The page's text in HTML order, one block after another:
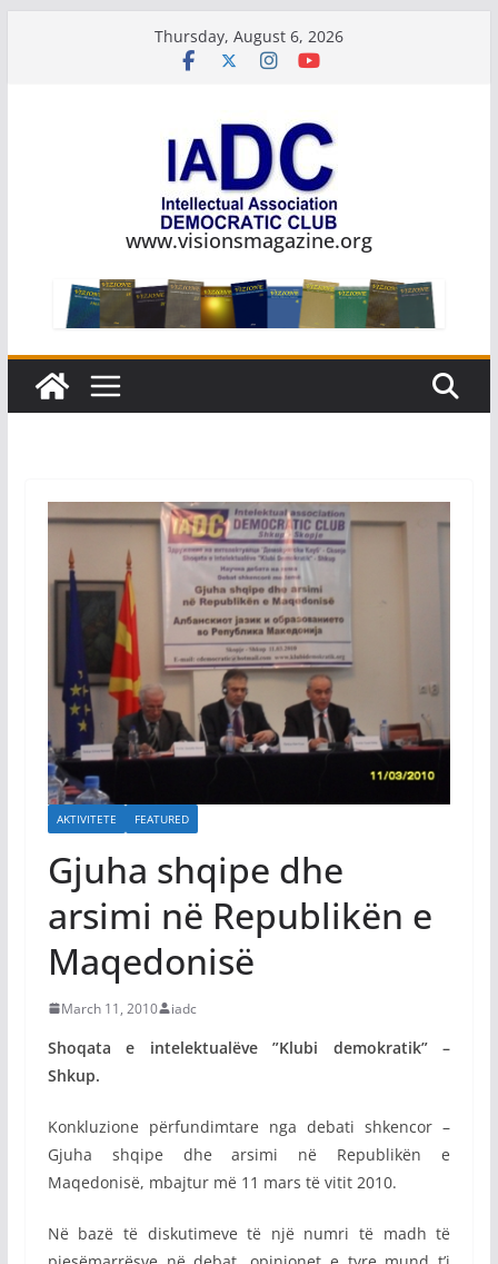
Thursday, August 6, 2026
www.visionsmagazine.org
AKTIVITETE FEATURED
Gjuha shqipe dhe
arsimi në Republikën e
Maqedonisë
March 11, 2010 iadc
Shoqata e intelektualëve ”Klubi demokratik” –
Shkup.
Konkluzione përfundimtare nga debati shkencor –
Gjuha shqipe dhe arsimi në Republikën e
Maqedonisë, mbajtur më 11 mars të vitit 2010.
Në bazë të diskutimeve të një numri të madh të